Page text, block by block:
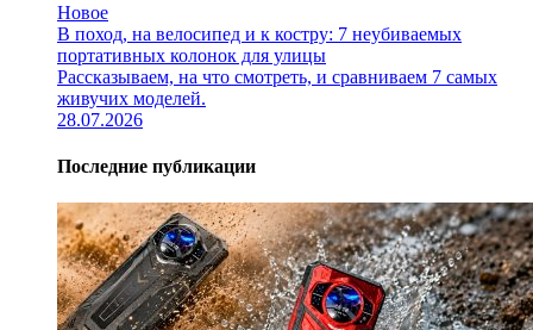
Новое
В поход, на велосипед и к костру: 7 неубиваемых
портативных колонок для улицы
Рассказываем, на что смотреть, и сравниваем 7 самых
живучих моделей.
28.07.2026
Последние публикации